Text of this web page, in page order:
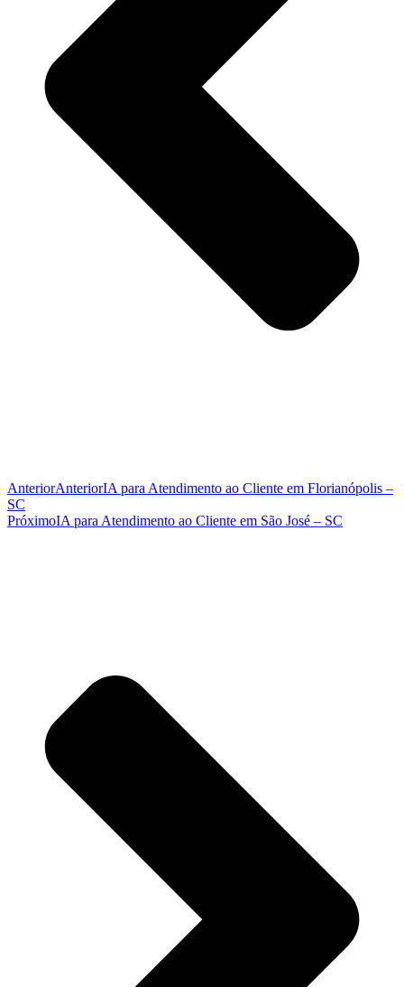
AnteriorAnteriorIA para Atendimento ao Cliente em Florianópolis –
SC
PróximoIA para Atendimento ao Cliente em São José – SC